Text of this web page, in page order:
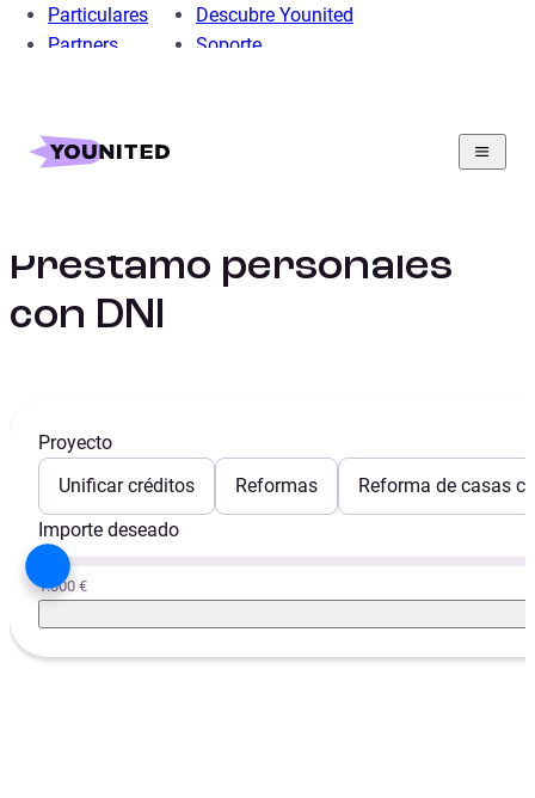
Particulares
Partners
Descubre Younited
Soporte
Home
Nuestros proyectos para préstamos personales
Préstamo personales
con DNI
Proyecto
Unificar créditos
Reformas
Reforma de casas
Importe deseado
1.000 €